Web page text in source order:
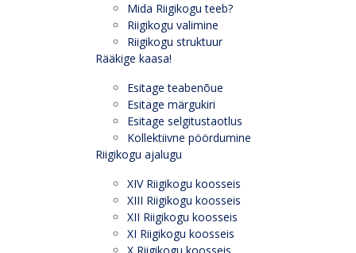
Mida Riigikogu teeb?
Riigikogu valimine
Riigikogu struktuur
Rääkige kaasa!
Esitage teabenõue
Esitage märgukiri
Esitage selgitustaotlus
Kollektiivne pöördumine
Riigikogu ajalugu
XIV Riigikogu koosseis
XIII Riigikogu koosseis
XII Riigikogu koosseis
XI Riigikogu koosseis